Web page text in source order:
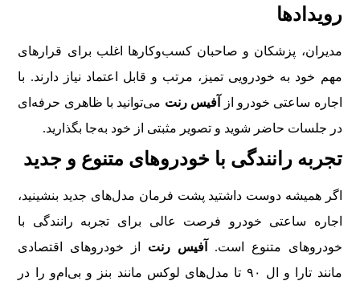
رویدادها
مدیران، پزشکان و صاحبان کسب‌وکارها اغلب برای قرارهای
مهم خود به خودرویی تمیز، مرتب و قابل اعتماد نیاز دارند. با
اجاره ساعتی خودرو از
آفیس رنت می‌توانید با ظاهری حرفه‌ای
در جلسات حاضر شوید و تصویر مثبتی از خود به‌جا بگذارید.
تجربه رانندگی با خودروهای متنوع و جدید
اگر همیشه دوست داشتید پشت فرمان مدل‌های جدید بنشینید،
اجاره ساعتی خودرو فرصت عالی برای تجربه رانندگی با
خودروهای متنوع است. آفیس رنت از خودروهای اقتصادی
مانند تارا و ال ۹۰ تا مدل‌های لوکس مانند بنز و بی‌ام‌و را در